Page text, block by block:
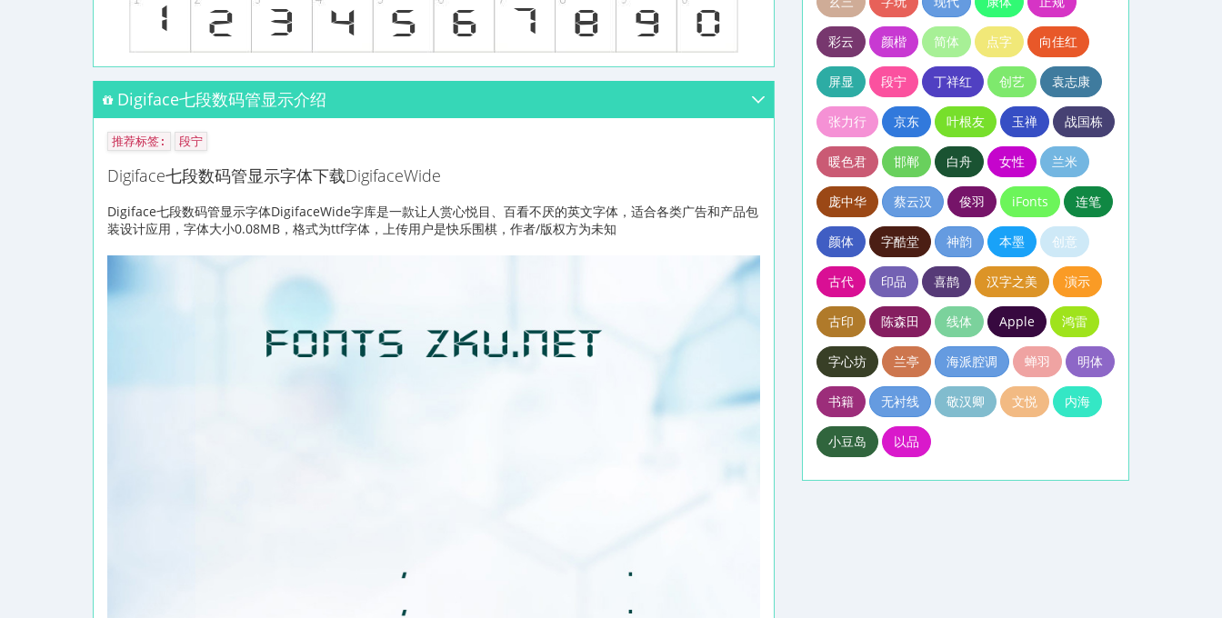
Digiface七段数码管显示介绍
推荐标签: 段宁
Digiface七段数码管显示字体下载DigifaceWide
Digiface七段数码管显示字体DigifaceWide字库是一款让人赏心悦目、百看不厌的英文字体，适合各类广告和产品包
装设计应用，字体大小0.08MB，格式为ttf字体，上传用户是快乐围棋，作者/版权方为未知
彩云 颜楷 简体 点字 向佳红
屏显 段宁 丁祥红 创艺 袁志康
张力行 京东 叶根友 玉禅 战国栋
暖色君 邯郸 白舟 女性 兰米
庞中华 蔡云汉 俊羽 iFonts 连笔
颜体 字酷堂 神韵 本墨 创意
古代 印品 喜鹊 汉字之美 演示
古印 陈森田 线体 Apple 鸿雷
字心坊 兰亭 海派腔调 蝉羽 明体
书籍 无衬线 敬汉卿 文悦 内海
小豆岛 以品